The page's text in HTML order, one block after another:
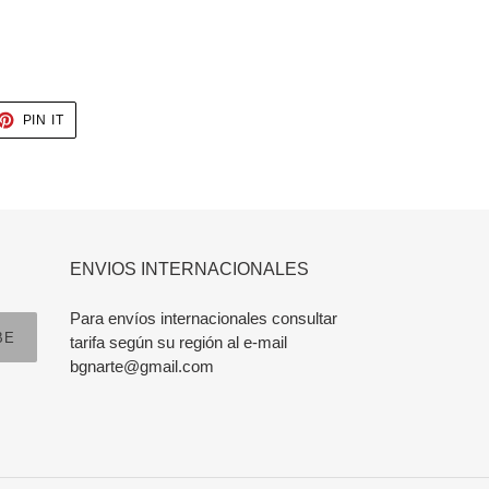
PIN IT
PINTEREST
ENVIOS INTERNACIONALES
Para envíos internacionales consultar
tarifa según su región al e-mail
bgnarte@gmail.com